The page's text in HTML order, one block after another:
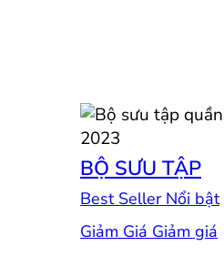
BỘ SƯU TẬP
Best Seller
Giảm Giá